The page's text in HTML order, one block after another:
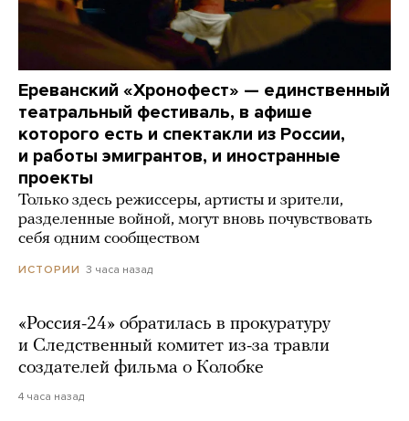
Ереванский «Хронофест» — единственный
театральный фестиваль, в афише
которого есть и спектакли из России,
и работы эмигрантов, и иностранные
проекты
Только здесь режиссеры, артисты и зрители,
разделенные войной, могут вновь почувствовать
себя одним сообществом
ИСТОРИИ 3 часа назад
«Россия-24» обратилась в прокуратуру
и Следственный комитет из-за травли
создателей фильма о Колобке
4 часа назад